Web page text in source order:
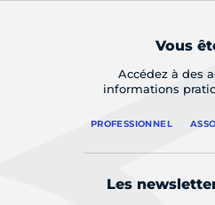
Vous
Accédez à des
informations
PROFESSIONNEL
Les